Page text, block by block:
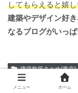
してもらえると嬉
建築やデザイン好
なるブログがいっ
建築散策まとめ(東京)
メニュー ホーム